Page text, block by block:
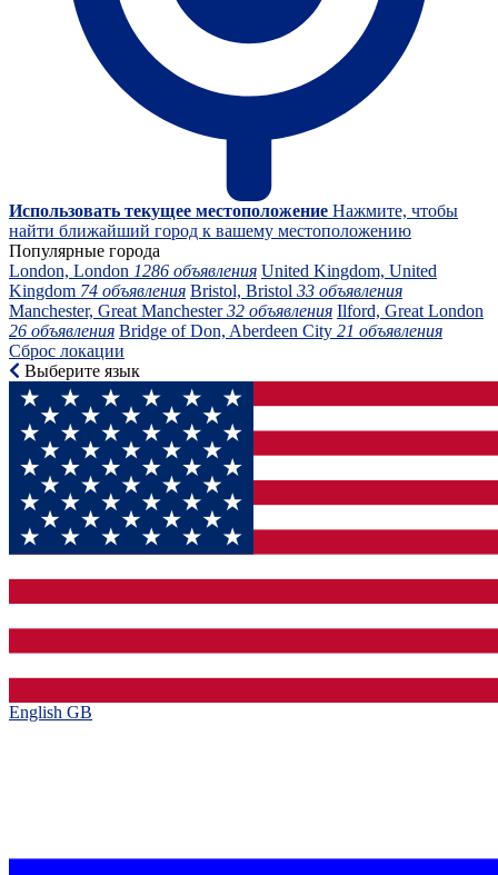
Использовать текущее местоположение Нажмите, чтобы
найти ближайший город к вашему местоположению
Популярные города
London, London 1286 объявления United Kingdom, United
Kingdom 74 объявления Bristol, Bristol 33 объявления
Manchester, Great Manchester32 объявления Ilford, Great London
26 объявления Bridge of Don, Aberdeen City 21 объявления
Сброс локации
Выберите язык
English GB‎